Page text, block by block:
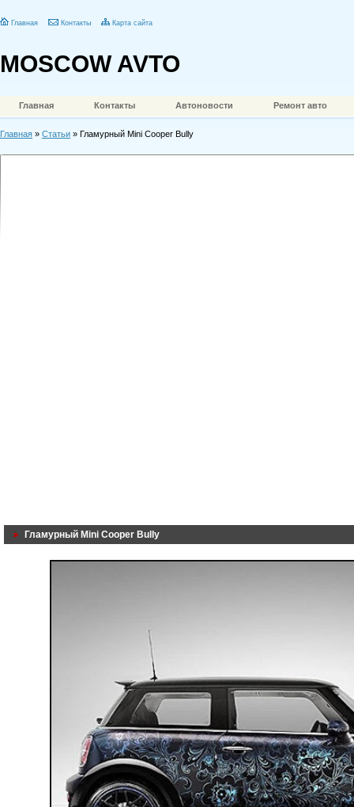
Главная Контакты Карта сайта
MOSCOW AVTO
Главная Контакты Автоновости Ремонт авто
Главная » Статьи » Гламурный Mini Cooper Bully
Гламурный Mini Cooper Bully